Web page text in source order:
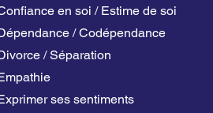
en soi / Estime de soi
/ Codépendance
/ Séparation
ses sentiments